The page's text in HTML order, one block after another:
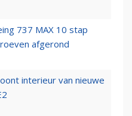
737 MAX 10 stap
afgerond
interieur van nieuwe